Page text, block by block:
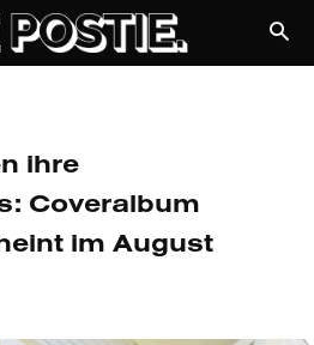
ihre
Coveralbum
im August